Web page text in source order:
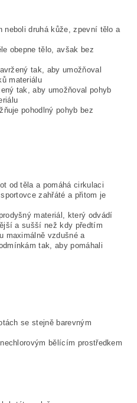
neboli druhá kůže, zpevní tělo a
obepne tělo, avšak bez
tak, aby umožňoval
materiálu
tak, aby umožňoval pohyb
pohodlný pohyb bez
od těla a pomáhá cirkulaci
zahřáté a přitom je
materiál, který odvádí
a sušší než kdy předtím
maximálně vzdušné a
tak, aby pomáhali
se stejně barevným
bělícím prostředkem